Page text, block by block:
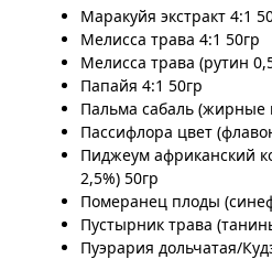
Маракуйя экстракт 4:1
Мелисса трава 4:1 50гр
Мелисса трава (рутин
Папайя 4:1 50гр
Пальма сабаль (жирные
Пассифлора цвет
Пиджеум африканский
2,5%) 50гр
Померанец плоды
Пустырник трава
Пуэрария дольчатая/